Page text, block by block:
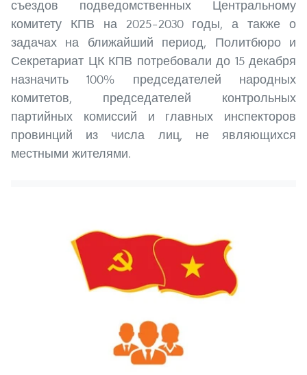
съездов подведомственных Центральному
комитету КПВ на 2025–2030 годы, а также о
задачах на ближайший период, Политбюро и
Секретариат ЦК КПВ потребовали до 15 декабря
назначить 100% председателей народных
комитетов, председателей контрольных
партийных комиссий и главных инспекторов
провинций из числа лиц, не являющихся
местными жителями.